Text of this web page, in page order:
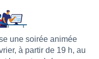
une soirée animée
à partir de 19 h, au